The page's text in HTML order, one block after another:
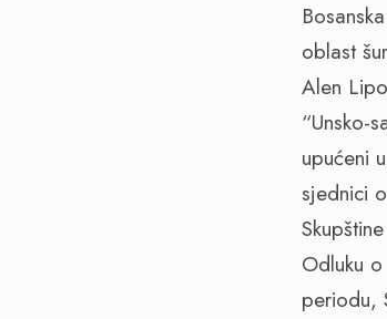
oblast
Alen
“Unsko-
upućeni
sjednici
Odluku
periodu,